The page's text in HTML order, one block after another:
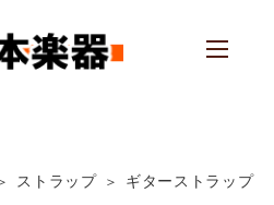
ストラップ ギターストラップ